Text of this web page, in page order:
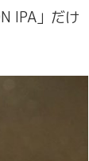
IPA」だけ